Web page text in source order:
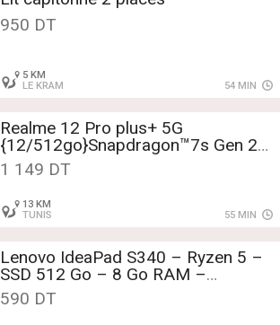
950 DT
5 KM
LE KRAM
54 MIN
Realme 12 Pro plus+ 5G
{12/512go}Snapdragon™7s Gen 2
ètat neuf
Tél:52687077☎️
1 149 DT
13 KM
TUNIS
55 MIN
Lenovo IdeaPad S340 – Ryzen 5 –
SSD 512 Go – 8 Go RAM –
Excellent état
590 DT